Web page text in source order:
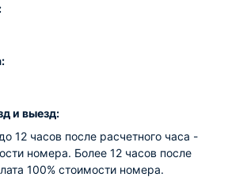
и выезд:
12 часов после расчетного часа -
номера. Более 12 часов после
100% стоимости номера.